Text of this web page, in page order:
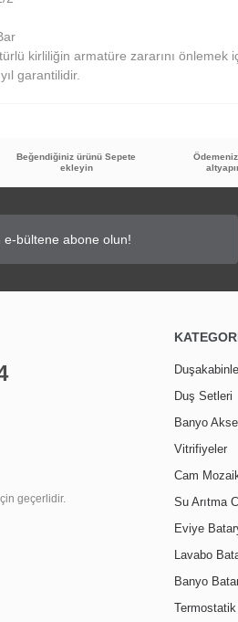
kirliliğin armatüre zararını önlemek
garantilidir.
Beğendiğiniz ürünü Sepete
ekleyin
geçerlidir.
Duş Setleri
Banyo
Vitrifiyeler
Cam
Su Arıtma
Eviye
Lavabo
Banyo